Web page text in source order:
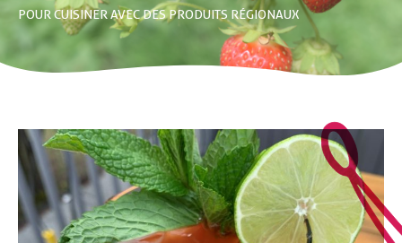
POUR CUISINER AVEC DES PRODUITS RÉGIONAUX